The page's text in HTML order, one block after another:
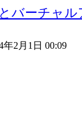
とバーチャ
年2月1日 00:09